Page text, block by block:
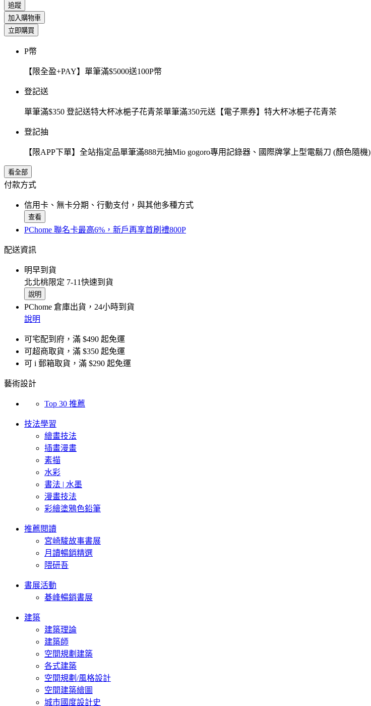
追蹤
加入購物車
立即購買
P幣
【限全盈+PAY】單筆滿$5000送100P幣
登記送
單筆滿$350 登記送特大杯冰梔子花青茶單筆滿350元送【電子票券】特大杯冰梔子花青茶
登記抽
【限APP下單】全站指定品單筆滿888元抽Mio gogoro專用記錄器、國際牌掌上型電鬍刀 (顏色隨機)
看全部
付款方式
信用卡、無卡分期、行動支付，與其他多種方式
查看
PChome 聯名卡最高6%，新戶再享首刷禮800P
配送資訊
明早到貨
北北桃限定 7-11快速到貨
說明
PChome 倉庫出貨，24小時到貨
說明
可宅配到府，滿 $490 起免運
可超商取貨，滿 $350 起免運
可 i 郵箱取貨，滿 $290 起免運
藝術設計
Top 30 推薦
技法學習
繪畫技法
插畫漫畫
素描
水彩
書法 | 水墨
漫畫技法
彩繪塗鴉色鉛筆
推薦閱讀
宮崎駿故事書展
月讀暢銷精選
隈研吾
書展活動
碁峰暢銷書展
建築
建築理論
建築師
空間規劃建築
各式建築
空間規劃/風格設計
空間建築繪圖
城市國度設計史